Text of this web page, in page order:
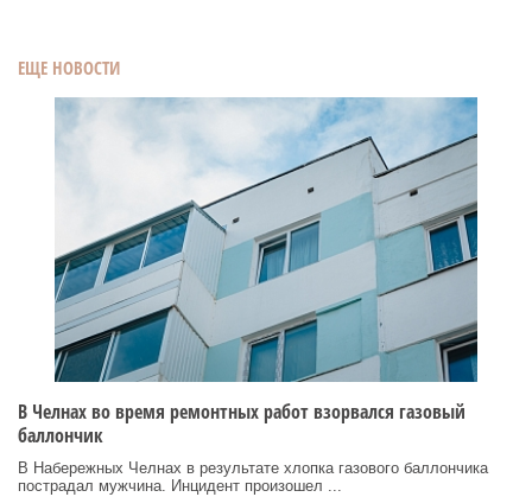
ЕЩЕ НОВОСТИ
В Челнах во время ремонтных работ взорвался газовый
баллончик
В Набережных Челнах в результате хлопка газового баллончика
пострадал мужчина. Инцидент произошел ...